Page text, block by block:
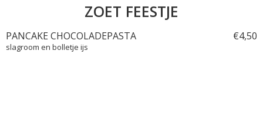
ZOET FEESTJE
PANCAKE CHOCOLADEPASTA €4,50
slagroom en bolletje ijs